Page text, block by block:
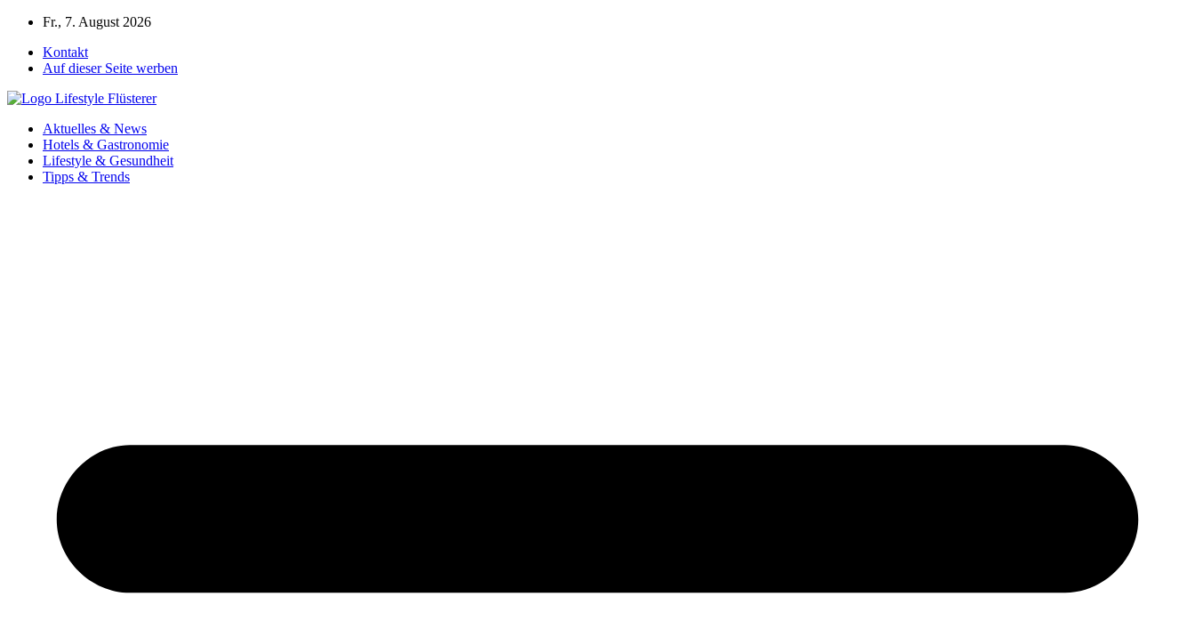
Zum
springen
Fr., 7. August 2026
Kontakt
Auf dieser Seite werben
Aktuelles & News
Hotels & Gastronomie
Lifestyle & Gesundheit
Tipps & Trends